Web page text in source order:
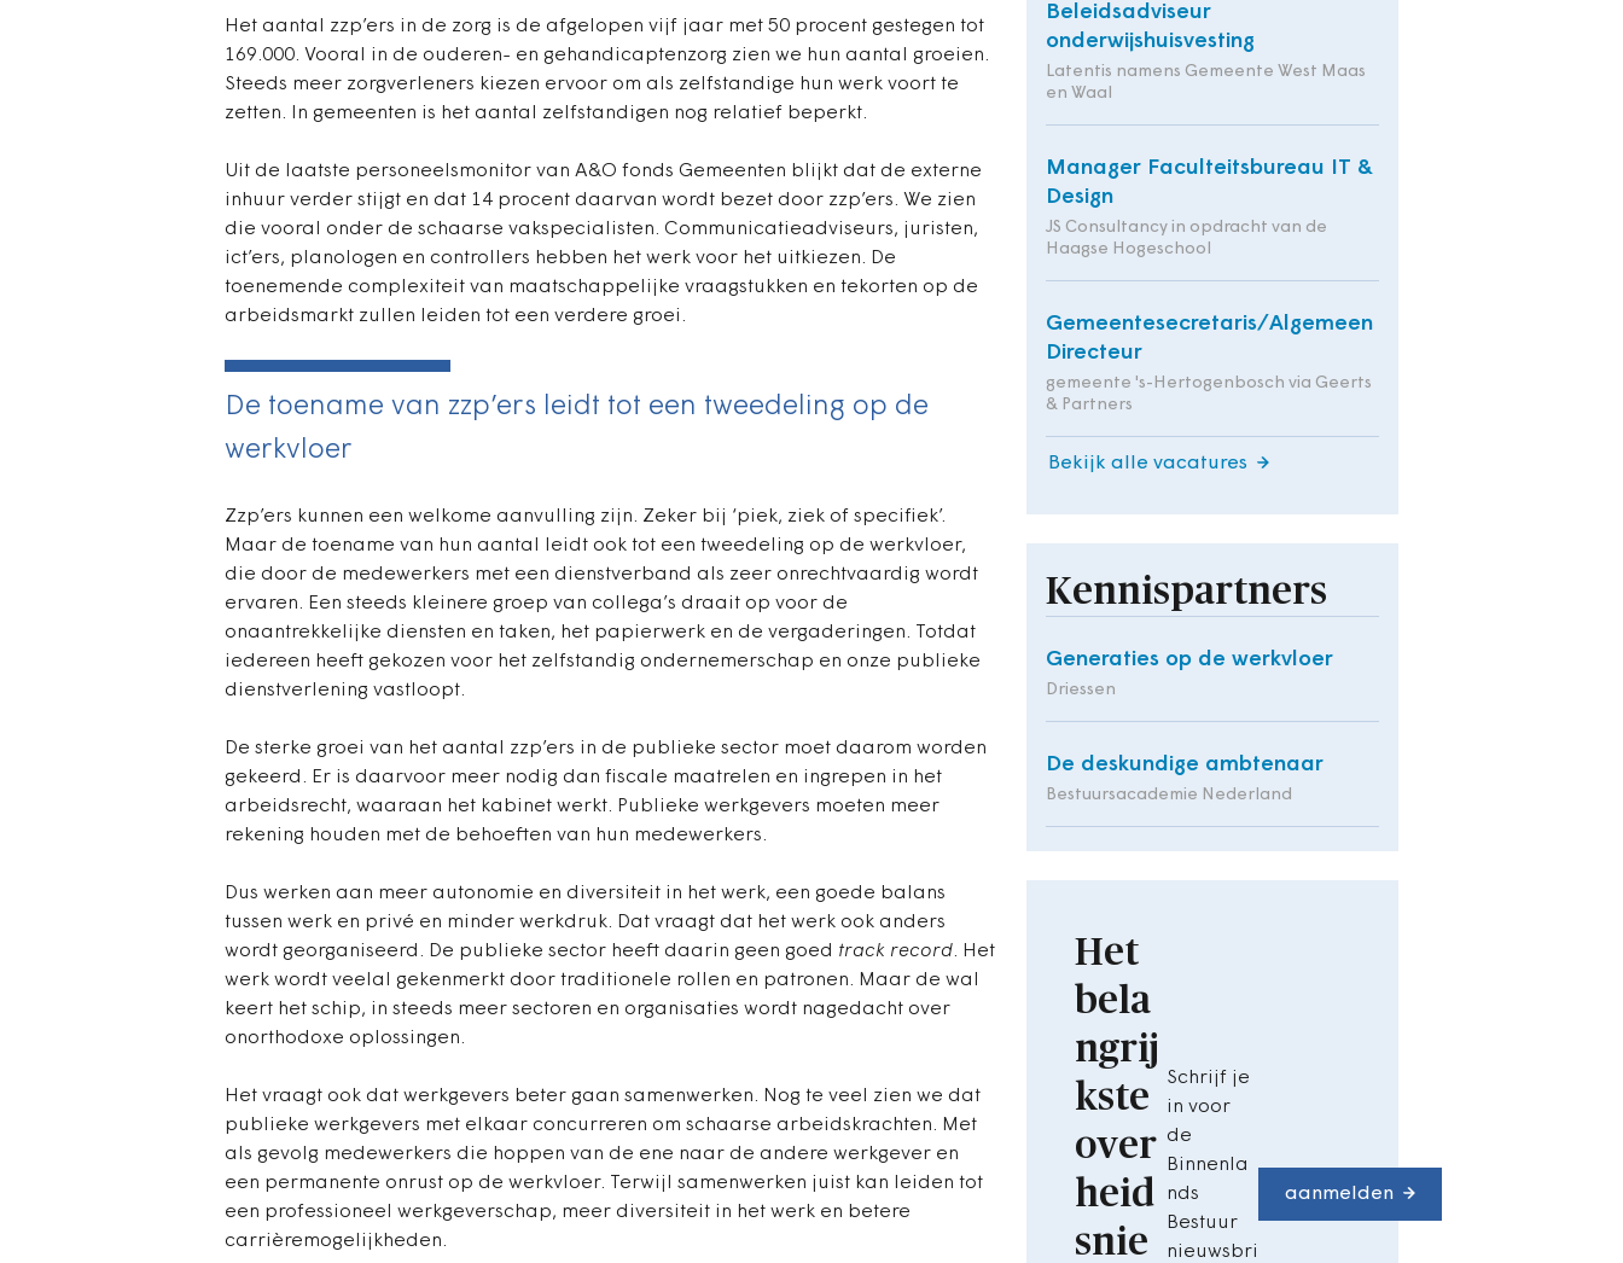
Het aantal zzp’ers in de zorg is de afgelopen vijf jaar met 50 procent gestegen tot
169.000. Vooral in de ouderen- en gehandicaptenzorg zien we hun aantal groeien.
Steeds meer zorgverleners kiezen ervoor om als zelfstandige hun werk voort te
zetten. In gemeenten is het aantal zelfstandigen nog relatief beperkt.
Beleidsadviseur
onderwijshuisvesting
Latentis namens Gemeente West Maas
en Waal
Manager Faculteitsbureau IT &
Design
JS Consultancy in opdracht van de
Haagse Hogeschool
Gemeentesecretaris/Algemeen
Directeur
gemeente 's-Hertogenbosch via Geerts
& Partners
Bekijk alle vacatures
Kennispartners
Generaties op de werkvloer
Driessen
De deskundige ambtenaar
Bestuursacademie Nederland
Het
bela
ngrij
kste
over
heid
snie
Schrijf je
in voor
de
Binnenla
nds
Bestuur
nieuwsbri
aanmelden
Uit de laatste personeelsmonitor van A&O fonds Gemeenten blijkt dat de externe
inhuur verder stijgt en dat 14 procent daarvan wordt bezet door zzp’ers. We zien
die vooral onder de schaarse vakspecialisten. Communicatieadviseurs, juristen,
ict’ers, planologen en controllers hebben het werk voor het uitkiezen. De
toenemende complexiteit van maatschappelijke vraagstukken en tekorten op de
arbeidsmarkt zullen leiden tot een verdere groei.
De toename van zzp’ers leidt tot een tweedeling op de
werkvloer
Zzp’ers kunnen een welkome aanvulling zijn. Zeker bij ‘piek, ziek of specifiek’.
Maar de toename van hun aantal leidt ook tot een tweedeling op de werkvloer,
die door de medewerkers met een dienstverband als zeer onrechtvaardig wordt
ervaren. Een steeds kleinere groep van collega’s draait op voor de
onaantrekkelijke diensten en taken, het papierwerk en de vergaderingen. Totdat
iedereen heeft gekozen voor het zelfstandig ondernemerschap en onze publieke
dienstverlening vastloopt.
De sterke groei van het aantal zzp’ers in de publieke sector moet daarom worden
gekeerd. Er is daarvoor meer nodig dan fiscale maatrelen en ingrepen in het
arbeidsrecht, waaraan het kabinet werkt. Publieke werkgevers moeten meer
rekening houden met de behoeften van hun medewerkers.
Dus werken aan meer autonomie en diversiteit in het werk, een goede balans
tussen werk en privé en minder werkdruk. Dat vraagt dat het werk ook anders
wordt georganiseerd. De publieke sector heeft daarin geen goed track record. Het
werk wordt veelal gekenmerkt door traditionele rollen en patronen. Maar de wal
keert het schip, in steeds meer sectoren en organisaties wordt nagedacht over
onorthodoxe oplossingen.
Het vraagt ook dat werkgevers beter gaan samenwerken. Nog te veel zien we dat
publieke werkgevers met elkaar concurreren om schaarse arbeidskrachten. Met
als gevolg medewerkers die hoppen van de ene naar de andere werkgever en
een permanente onrust op de werkvloer. Terwijl samenwerken juist kan leiden tot
een professioneel werkgeverschap, meer diversiteit in het werk en betere
carrièremogelijkheden.